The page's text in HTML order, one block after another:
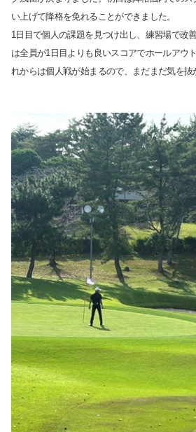
い上げて降格を免れることができました。
1日目で個人の課題を見つけ出し、練習場で改
は全員が1日目よりも良いスコアでホールアウ
れからは個人戦が始まるので、まだまだ気を抜